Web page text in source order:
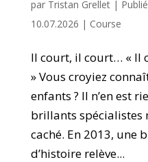
par Tristan Grellet|
10.07.2026 | Course
Il court, il court… « Il
» Vous croyiez
enfants ? Il n’en est
brillants spécialistes
caché. En 2013, une
d’histoire relève...